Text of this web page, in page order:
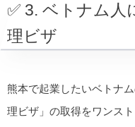
✅ 3. ベトナム人
理ビザ
熊本で起業したいベトナ
理ビザ」の取得をワンス